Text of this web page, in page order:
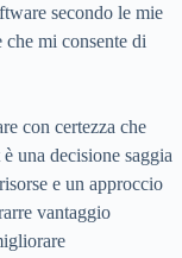
secondo le mie
mi consente di
con certezza che
una decisione saggia
e un approccio
vantaggio